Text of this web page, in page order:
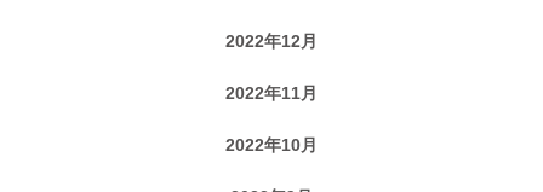
2022年12月
2022年11月
2022年10月